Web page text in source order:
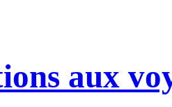
aux